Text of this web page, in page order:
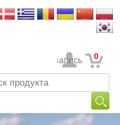
Ваша учетная запись 0